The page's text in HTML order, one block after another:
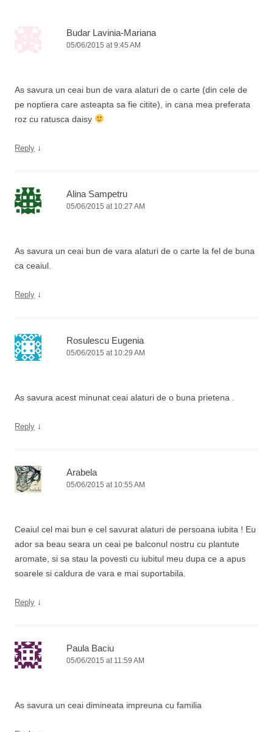
Budar Lavinia-Mariana
05/06/2015 at 9:45 AM
As savura un ceai bun de vara alaturi de o carte (din cele de
pe noptiera care asteapta sa fie citite), in cana mea preferata
roz cu ratusca daisy
Reply ↓
Alina Sampetru
05/06/2015 at 10:27 AM
As savura un ceai bun de vara alaturi de o carte la fel de buna
ca ceaiul.
Reply ↓
Rosulescu Eugenia
05/06/2015 at 10:29 AM
As savura acest minunat ceai alaturi de o buna prietena .
Reply ↓
Arabela
05/06/2015 at 10:55 AM
Ceaiul cel mai bun e cel savurat alaturi de persoana iubita ! Eu
ador sa beau seara un ceai pe balconul nostru cu plantute
aromate, si sa stau la povesti cu iubitul meu dupa ce a apus
soarele si caldura de vara e mai suportabila.
Reply ↓
Paula Baciu
05/06/2015 at 11:59 AM
As savura un ceai dimineata impreuna cu familia